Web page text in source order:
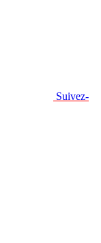
Suivez-